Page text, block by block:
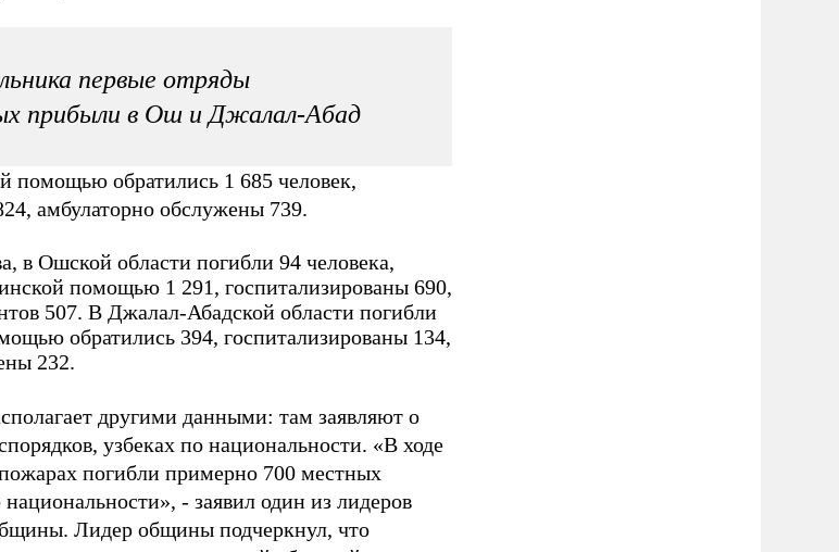
первые отряды
прибыли в Ош и Джалал-Абад
помощью обратились 1 685 человек,
амбулаторно обслужены 739.
в Ошской области погибли 94 человека,
помощью 1 291, госпитализированы 690,
507. В Джалал-Абадской области погибли
обратились 394, госпитализированы 134,
232.
другими данными: там заявляют о
узбеках по национальности. «В ходе
погибли примерно 700 местных
- заявил один из лидеров
Лидер общины подчеркнул, что